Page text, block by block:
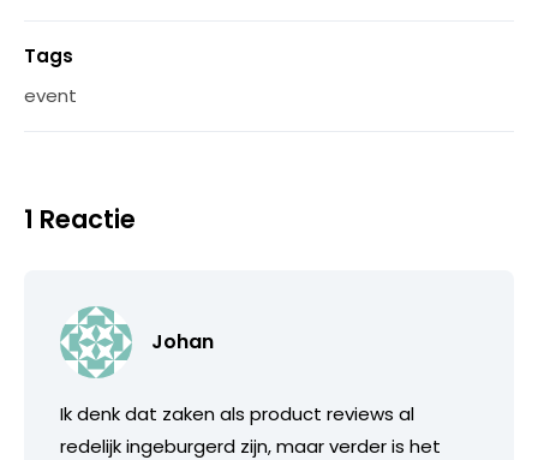
Tags
event
1 Reactie
Johan
Ik denk dat zaken als product reviews al
redelijk ingeburgerd zijn, maar verder is het